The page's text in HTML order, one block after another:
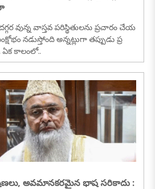
వున్న వాస్తవ పరిస్థితులను ప్రచారం చేయ
నడుస్తోంది అన్నట్లుగా తప్పుడు ప్ర
కాలంలో..
అవమానకరమైన భాష సరికాదు :